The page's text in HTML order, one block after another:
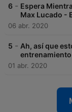
6 - Espera
Max Lucado -
06 abr. 2020
5 - Ah, así que
01 abr. 2020